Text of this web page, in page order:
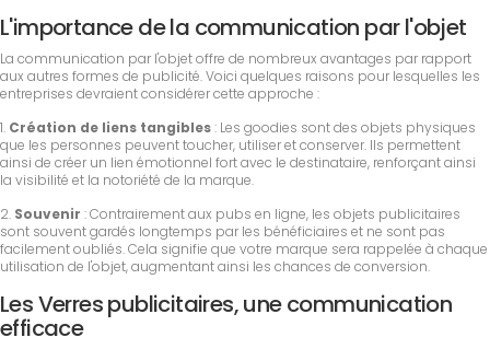
L'importance de la communication par l'objet
La communication par l'objet offre de nombreux avantages par rapport
aux autres formes de publicité. Voici quelques raisons pour lesquelles les
entreprises devraient considérer cette approche :
1. Création de liens tangibles: Les goodies sont des objets physiques
que les personnes peuvent toucher, utiliser et conserver. Ils permettent
ainsi de créer un lien émotionnel fort avec le destinataire, renforçant ainsi
la visibilité et la notoriété de la marque.
2. Souvenir : Contrairement aux pubs en ligne, les objets publicitaires
sont souvent gardés longtemps par les bénéficiaires et ne sont pas
facilement oubliés. Cela signifie que votre marque sera rappelée à chaque
utilisation de l'objet, augmentant ainsi les chances de conversion.
Les Verres publicitaires, une communication
efficace